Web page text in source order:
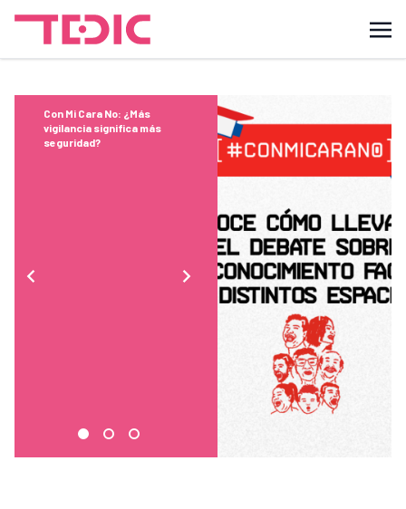
Con Mi Cara No: ¿Más
vigilancia significa más
seguridad?